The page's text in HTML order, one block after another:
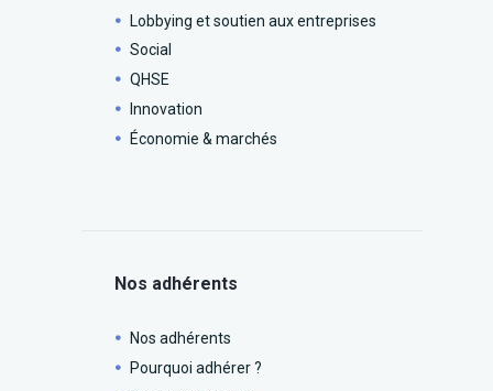
Lobbying et soutien aux entreprises
Social
QHSE
Innovation
Économie & marchés
Nos adhérents
Nos adhérents
Pourquoi adhérer ?